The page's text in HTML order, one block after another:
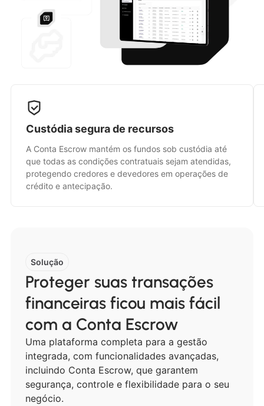
Custódia segura de recursos
A Conta Escrow mantém os fundos sob custódia até
que todas as condições contratuais sejam atendidas,
protegendo credores e devedores em operações de
crédito e antecipação.
Solução
Proteger suas transações
financeiras ficou mais fácil
com a Conta Escrow
Uma plataforma completa para a gestão
integrada, com funcionalidades avançadas,
incluindo Conta Escrow, que garantem
segurança, controle e flexibilidade para o seu
negócio.